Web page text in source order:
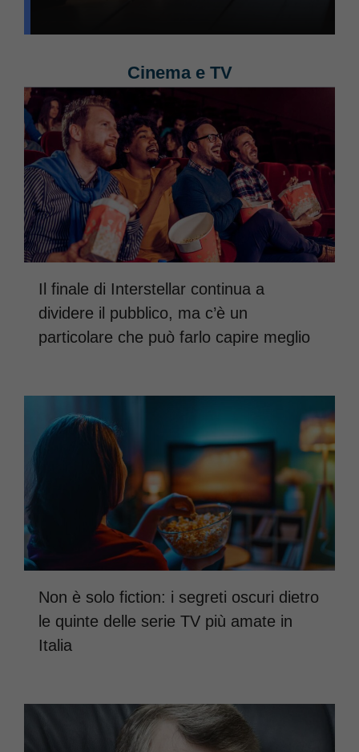
Cinema e TV
Il finale di Interstellar continua a
dividere il pubblico, ma c’è un
particolare che può farlo capire meglio
Non è solo fiction: i segreti oscuri dietro
le quinte delle serie TV più amate in
Italia